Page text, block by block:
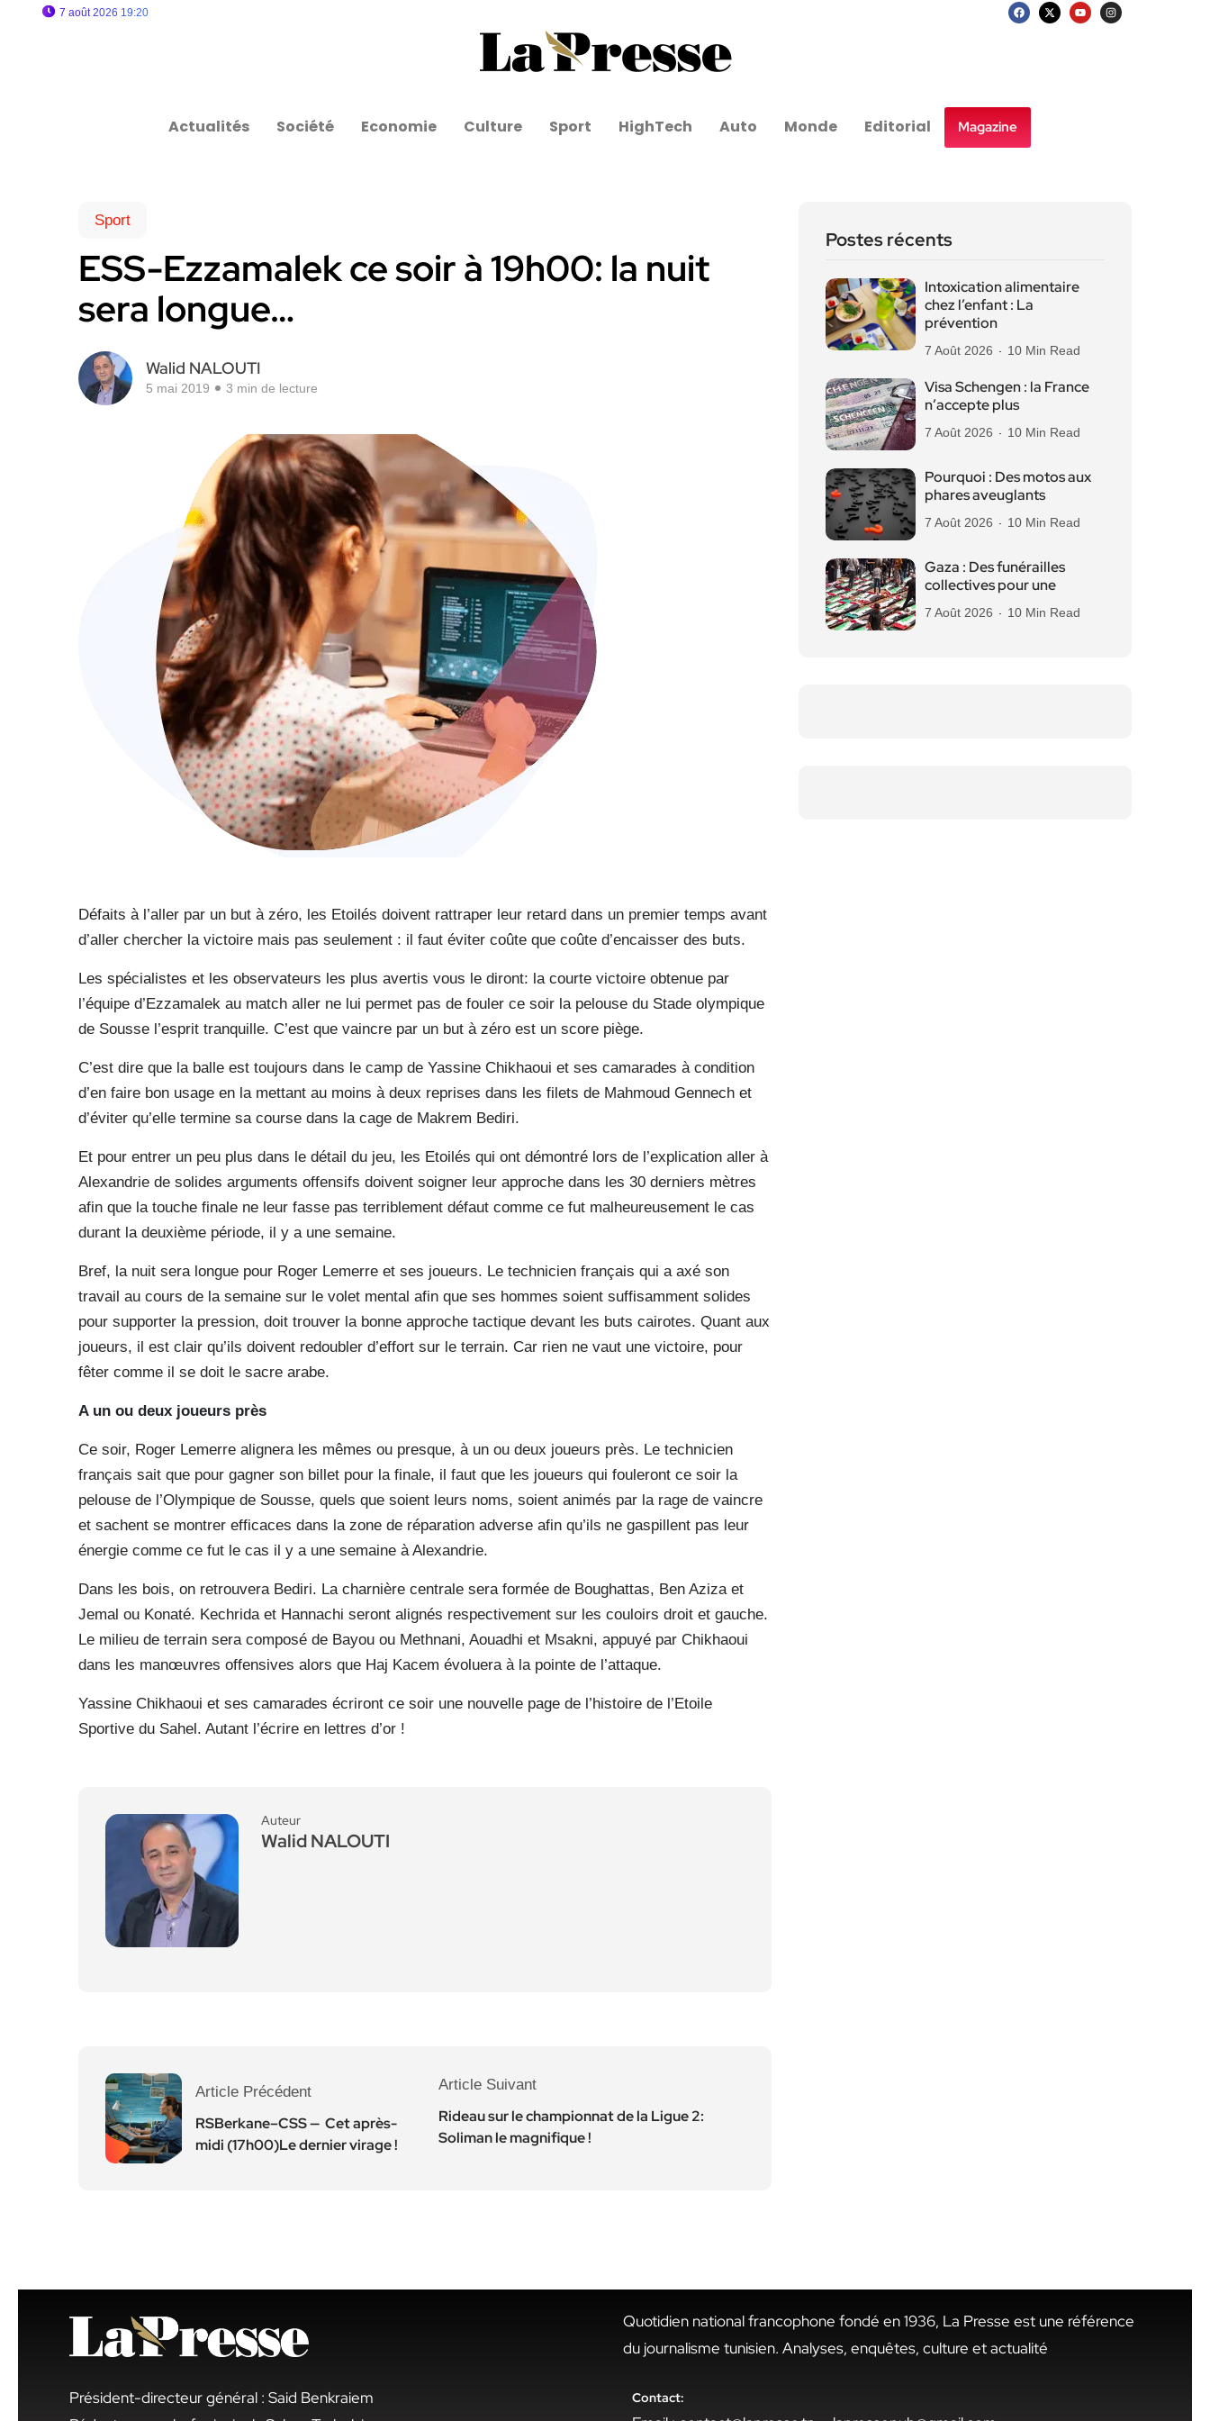
7 août 2026 19:20
Actualités Société Economie Culture Sport HighTech Auto Monde Editorial Magazine
Sport
ESS-Ezzamalek ce soir à 19h00: la nuit
sera longue…
Walid NALOUTI
5 mai 2019 3 min de lecture
Défaits à l’aller par un but à zéro, les Etoilés doivent rattraper leur retard dans un premier temps avant
d’aller chercher la victoire mais pas seulement : il faut éviter coûte que coûte d’encaisser des buts.
Les spécialistes et les observateurs les plus avertis vous le diront: la courte victoire obtenue par
l’équipe d’Ezzamalek au match aller ne lui permet pas de fouler ce soir la pelouse du Stade olympique
de Sousse l’esprit tranquille. C’est que vaincre par un but à zéro est un score piège.
C’est dire que la balle est toujours dans le camp de Yassine Chikhaoui et ses camarades à condition
d’en faire bon usage en la mettant au moins à deux reprises dans les filets de Mahmoud Gennech et
d’éviter qu’elle termine sa course dans la cage de Makrem Bediri.
Et pour entrer un peu plus dans le détail du jeu, les Etoilés qui ont démontré lors de l’explication aller à
Alexandrie de solides arguments offensifs doivent soigner leur approche dans les 30 derniers mètres
afin que la touche finale ne leur fasse pas terriblement défaut comme ce fut malheureusement le cas
durant la deuxième période, il y a une semaine.
Bref, la nuit sera longue pour Roger Lemerre et ses joueurs. Le technicien français qui a axé son
travail au cours de la semaine sur le volet mental afin que ses hommes soient suffisamment solides
pour supporter la pression, doit trouver la bonne approche tactique devant les buts cairotes. Quant aux
joueurs, il est clair qu’ils doivent redoubler d’effort sur le terrain. Car rien ne vaut une victoire, pour
fêter comme il se doit le sacre arabe.
A un ou deux joueurs près
Ce soir, Roger Lemerre alignera les mêmes ou presque, à un ou deux joueurs près. Le technicien
français sait que pour gagner son billet pour la finale, il faut que les joueurs qui fouleront ce soir la
pelouse de l’Olympique de Sousse, quels que soient leurs noms, soient animés par la rage de vaincre
et sachent se montrer efficaces dans la zone de réparation adverse afin qu’ils ne gaspillent pas leur
énergie comme ce fut le cas il y a une semaine à Alexandrie.
Dans les bois, on retrouvera Bediri. La charnière centrale sera formée de Boughattas, Ben Aziza et
Jemal ou Konaté. Kechrida et Hannachi seront alignés respectivement sur les couloirs droit et gauche.
Le milieu de terrain sera composé de Bayou ou Methnani, Aouadhi et Msakni, appuyé par Chikhaoui
dans les manœuvres offensives alors que Haj Kacem évoluera à la pointe de l’attaque.
Yassine Chikhaoui et ses camarades écriront ce soir une nouvelle page de l’histoire de l’Etoile
Sportive du Sahel. Autant l’écrire en lettres d’or !
Auteur
Walid NALOUTI
Article Précédent
RSBerkane–CSS — Cet après-
midi (17h00)Le dernier virage !
Article Suivant
Rideau sur le championnat de la Ligue 2:
Soliman le magnifique !
Postes récents
Intoxication alimentaire
chez l’enfant : La
prévention
7 Août 2026 10 Min Read
Visa Schengen : la France
n’accepte plus
7 Août 2026 10 Min Read
Pourquoi : Des motos aux
phares aveuglants
7 Août 2026 10 Min Read
Gaza : Des funérailles
collectives pour une
7 Août 2026 10 Min Read
Président-directeur général : Said Benkraiem
Quotidien national francophone fondé en 1936, La Presse est une référence
du journalisme tunisien. Analyses, enquêtes, culture et actualité
Contact: